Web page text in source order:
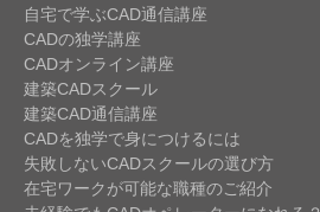
自宅で学ぶCAD通信講座
CADの独学講座
CADオンライン講座
建築CADスクール
建築CAD通信講座
CADを独学で身につけるには
失敗しないCADスクールの選び方
在宅ワークが可能な職種のご紹介